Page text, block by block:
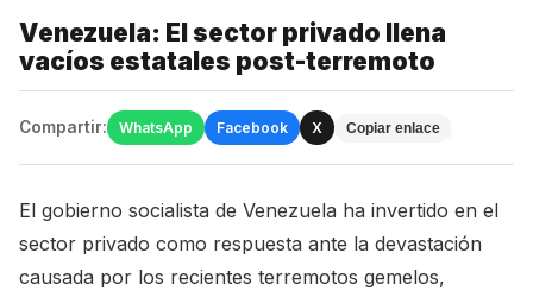
Venezuela: El sector privado llena
vacíos estatales post-terremoto
Compartir: WhatsApp Facebook X Copiar enlace
El gobierno socialista de Venezuela ha invertido en el
sector privado como respuesta ante la devastación
causada por los recientes terremotos gemelos,